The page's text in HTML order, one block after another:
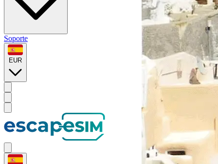
Soporte
EUR